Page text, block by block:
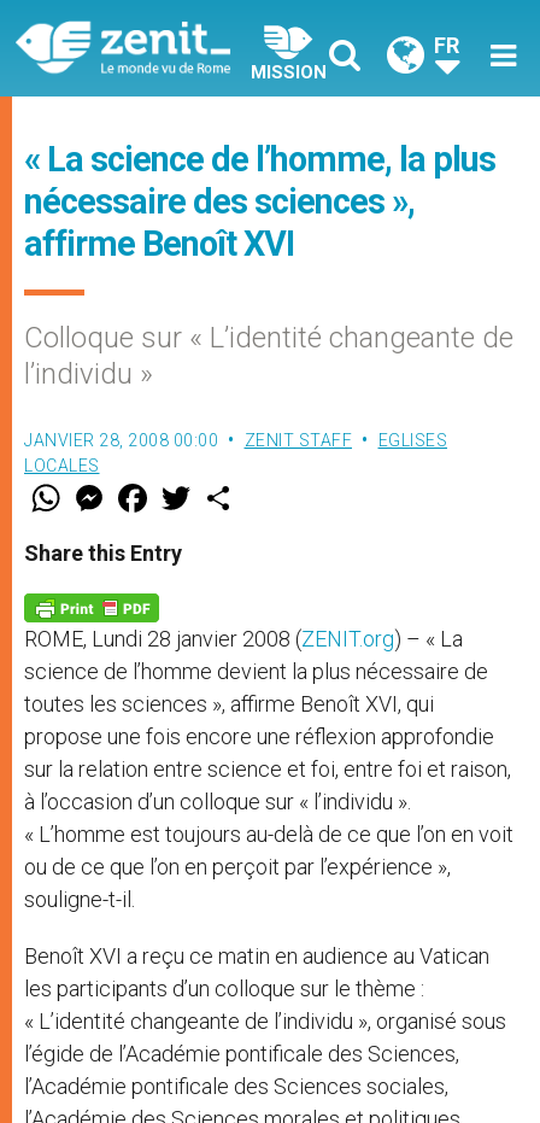
MISSION
FR
« La science de l’homme, la plus
nécessaire des sciences »,
affirme Benoît XVI
Colloque sur « L’identité changeante de
l’individu »
JANVIER 28, 2008 00:00 ZENIT STAFF
EGLISES
LOCALES
W
t
s
p
p
M
e
s
e
g
e
r
F
a
e
b
o
k
w
Share this Entry
ROME, Lundi 28 janvier 2008 (ZENIT.org) – « La
science de l’homme devient la plus nécessaire de
toutes les sciences », affirme Benoît XVI, qui
propose une fois encore une réflexion approfondie
sur la relation entre science et foi, entre foi et raison,
à l’occasion d’un colloque sur « l’individu ».
« L’homme est toujours au-delà de ce que l’on en voit
ou de ce que l’on en perçoit par l’expérience »,
souligne-t-il.
Benoît XVI a reçu ce matin en audience au Vatican
les participants d’un colloque sur le thème :
« L’identité changeante de l’individu », organisé sous
l’égide de l’Académie pontificale des Sciences,
l’Académie pontificale des Sciences sociales,